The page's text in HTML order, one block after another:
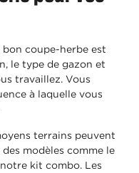
coupe-herbe est
le type de gazon et
travaillez. Vous
à laquelle vous
terrains peuvent
modèles comme le
kit combo. Les